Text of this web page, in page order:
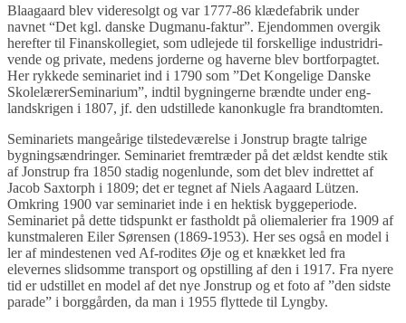
Blaagaard blev videresolgt og var 1777-86 klædefabrik under
navnet “Det kgl. danske Dugmanu-faktur”. Ejendommen overgik
herefter til Finanskollegiet, som udlejede til forskellige industridri-
vende og private, medens jorderne og haverne blev bortforpagtet.
Her rykkede seminariet ind i 1790 som ”Det Kongelige Danske
SkolelærerSeminarium”, indtil bygningerne brændte under eng-
landskrigen i 1807, jf. den udstillede kanonkugle fra brandtomten.
Seminariets mangeårige tilstedeværelse i Jonstrup bragte talrige
bygningsændringer. Seminariet fremtræder på det ældst kendte stik
af Jonstrup fra 1850 stadig nogenlunde, som det blev indrettet af
Jacob Saxtorph i 1809; det er tegnet af Niels Aagaard Lützen.
Omkring 1900 var seminariet inde i en hektisk byggeperiode.
Seminariet på dette tidspunkt er fastholdt på oliemalerier fra 1909 af
kunstmaleren Eiler Sørensen (1869-1953). Her ses også en model i
ler af mindestenen ved Af-rodites Øje og et knækket led fra
elevernes slidsomme transport og opstilling af den i 1917. Fra nyere
tid er udstillet en model af det nye Jonstrup og et foto af ”den sidste
parade” i borggården, da man i 1955 flyttede til Lyngby.